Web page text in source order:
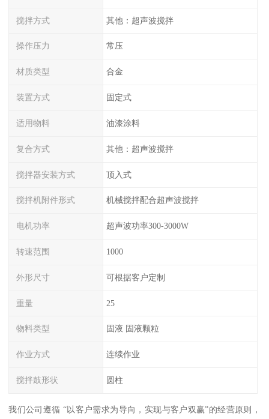
搅拌方式 其他：超声波搅拌
操作压力 常压
材质类型 合金
装置方式 固定式
适用物料 油漆涂料
复合方式 其他：超声波搅拌
搅拌器安装方式 顶入式
搅拌机附件形式 机械搅拌配合超声波搅拌
电机功率 超声波功率300-3000W
转速范围 1000
外形尺寸 可根据客户定制
重量 25
物料类型 固液 固液颗粒
作业方式 连续作业
搅拌鼓形状 圆柱
我们公司遵循 “以客户需求为导向，实现与客户双赢”的经营原则，